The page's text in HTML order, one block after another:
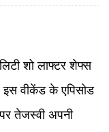
शो लाफ्टर शेफ्स
वीकेंड के एपिसोड
तेजस्वी अपनी